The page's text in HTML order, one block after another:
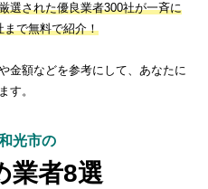
選された優良業者300社が一斉に
まで無料で紹介！
金額などを参考にして、あなたに
す。
光市の
業者8選